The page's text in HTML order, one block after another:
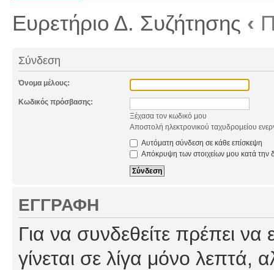
Ευρετήριο Δ. Συζήτησης ‹
Σύνδεση
Όνομα μέλους:
Κωδικός πρόσβασης:
Ξέχασα τον κωδικό μου
Αποστολή ηλεκτρονικού ταχυδρομείου
Αυτόματη σύνδεση σε κάθε επίσκεψη
Απόκρυψη των στοιχείων μου κατά την
ΕΓΓΡΑΦΉ
Για να συνδεθείτε πρέπει
γίνεται σε λίγα μόνο λεπτά,